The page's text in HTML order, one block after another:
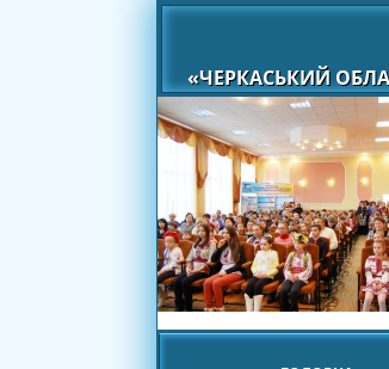
«ЧЕРКАСЬКИЙ